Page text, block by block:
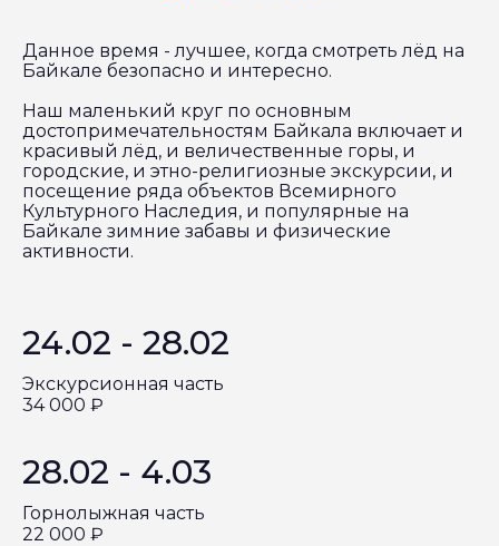
Данное время - лучшее, когда смотреть лёд на
Байкале безопасно и интересно.
Наш маленький круг по основным
достопримечательностям Байкала включает и
красивый лёд, и величественные горы, и
городские, и этно-религиозные экскурсии, и
посещение ряда объектов Всемирного
Культурного Наследия, и популярные на
Байкале зимние забавы и физические
активности.
24.02 - 28.02
Экскурсионная часть
34 000 ₽
28.02 - 4.03
Горнолыжная часть
22 000 ₽